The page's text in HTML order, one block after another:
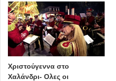
Χριστούγεννα στο
Χαλάνδρι- Ολες οι